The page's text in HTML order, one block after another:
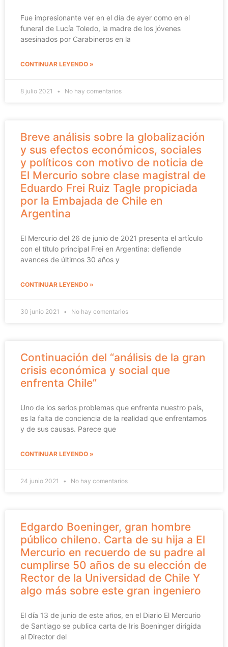
Fue impresionante ver en el día de ayer como en el
funeral de Lucía Toledo, la madre de los jóvenes
asesinados por Carabineros en la
CONTINUAR LEYENDO »
8 julio 2021 No hay comentarios
Breve análisis sobre la globalización
y sus efectos económicos, sociales
y políticos con motivo de noticia de
El Mercurio sobre clase magistral de
Eduardo Frei Ruiz Tagle propiciada
por la Embajada de Chile en
Argentina
El Mercurio del 26 de junio de 2021 presenta el artículo
con el título principal Frei en Argentina: defiende
avances de últimos 30 años y
CONTINUAR LEYENDO »
30 junio 2021 No hay comentarios
Continuación del “análisis de la gran
crisis económica y social que
enfrenta Chile”
Uno de los serios problemas que enfrenta nuestro país,
es la falta de conciencia de la realidad que enfrentamos
y de sus causas. Parece que
CONTINUAR LEYENDO »
24 junio 2021 No hay comentarios
Edgardo Boeninger, gran hombre
público chileno. Carta de su hija a El
Mercurio en recuerdo de su padre al
cumplirse 50 años de su elección de
Rector de la Universidad de Chile Y
algo más sobre este gran ingeniero
El día 13 de junio de este años, en el Diario El Mercurio
de Santiago se publica carta de Iris Boeninger dirigida
al Director del